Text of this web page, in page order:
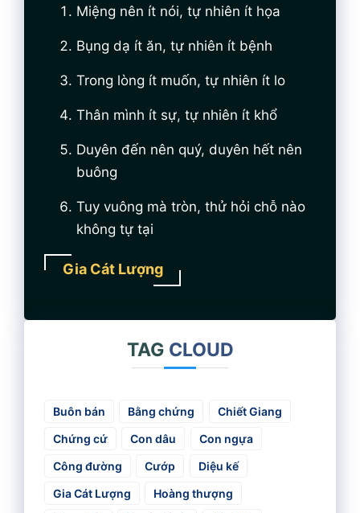
Miệng nên ít nói, tự nhiên ít họa
Bụng dạ ít ăn, tự nhiên ít bệnh
Trong lòng ít muốn, tự nhiên ít lo
Thân mình ít sự, tự nhiên ít khổ
Duyên đến nên quý, duyên hết nên
buông
Tuy vuông mà tròn, thử hỏi chỗ nào
không tự tại
Gia Cát Lượng
TAG CLOUD
Buôn bán Bằng chứng
Chiết Giang
Chứng cứ
Con dâu
Con ngựa
Công đường
Cướp
Diệu kế
Gia Cát Lượng
Hoàng thượng